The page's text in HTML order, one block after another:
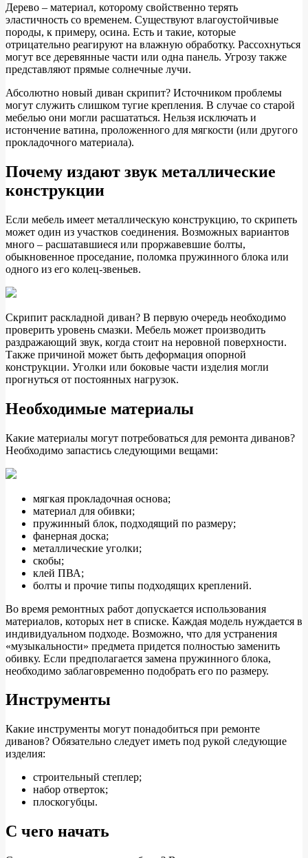
Дерево – материал, которому свойственно терять
эластичность со временем. Существуют влагоустойчивые
породы, к примеру, осина. Есть и такие, которые
отрицательно реагируют на влажную обработку. Рассохнуться
могут все деревянные части или одна панель. Угрозу также
представляют прямые солнечные лучи.
Абсолютно новый диван скрипит? Источником проблемы
могут служить слишком тугие крепления. В случае со старой
мебелью они могли расшататься. Нельзя исключать и
истончение ватина, проложенного для мягкости (или другого
прокладочного материала).
Почему издают звук металлические
конструкции
Если мебель имеет металлическую конструкцию, то скрипеть
может один из участков соединения. Возможных вариантов
много – расшатавшиеся или проржавевшие болты,
обыкновенное проседание, поломка пружинного блока или
одного из его колец-звеньев.
Скрипит раскладной диван? В первую очередь необходимо
проверить уровень смазки. Мебель может производить
раздражающий звук, когда стоит на неровной поверхности.
Также причиной может быть деформация опорной
конструкции. Уголки или боковые части изделия могли
прогнуться от постоянных нагрузок.
Необходимые материалы
Какие материалы могут потребоваться для ремонта диванов?
Необходимо запастись следующими вещами:
мягкая прокладочная основа;
материал для обивки;
пружинный блок, подходящий по размеру;
фанерная доска;
металлические уголки;
скобы;
клей ПВА;
болты и прочие типы подходящих креплений.
Во время ремонтных работ допускается использования
материалов, которых нет в списке. Каждая модель нуждается в
индивидуальном подходе. Возможно, что для устранения
«музыкальности» предмета придется полностью заменить
обивку. Если предполагается замена пружинного блока,
необходимо заблаговременно подобрать его по размеру.
Инструменты
Какие инструменты могут понадобиться при ремонте
диванов? Обязательно следует иметь под рукой следующие
изделия:
строительный степлер;
набор отверток;
плоскогубцы.
С чего начать